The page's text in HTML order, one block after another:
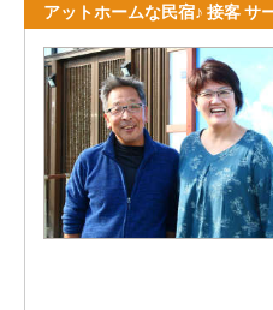
アットホームな民宿♪ 接客